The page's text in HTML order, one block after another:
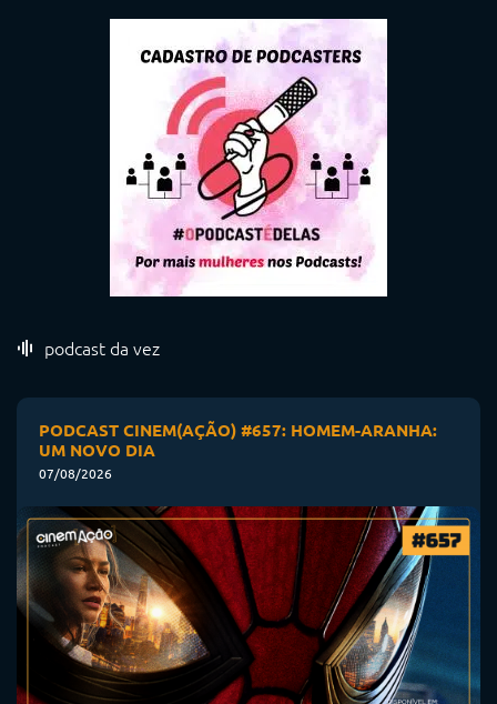
podcast da vez
PODCAST CINEM(AÇÃO) #657: HOMEM-ARANHA:
UM NOVO DIA
07/08/2026